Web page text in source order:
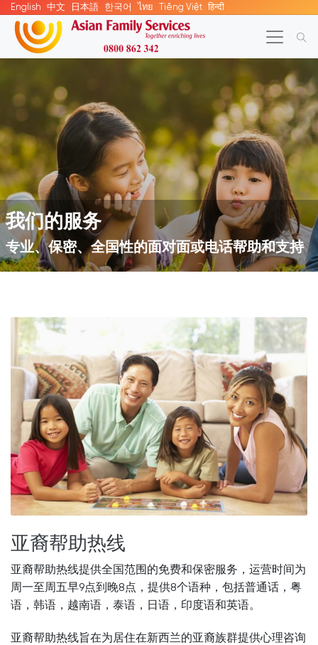
English 中文 日本語 한국어 ไทย Tiếng Việt हिन्दी
我们的服务
专业、保密、全国性的面对面或电话帮助和支持
亚裔帮助热线
亚裔帮助热线提供全国范围的免费和保密服务，运营时间为
周一至周五早9点到晚8点，提供8个语种，包括普通话，粤
语，韩语，越南语，泰语，日语，印度语和英语。
亚裔帮助热线旨在为居住在新西兰的亚裔族群提供心理咨询